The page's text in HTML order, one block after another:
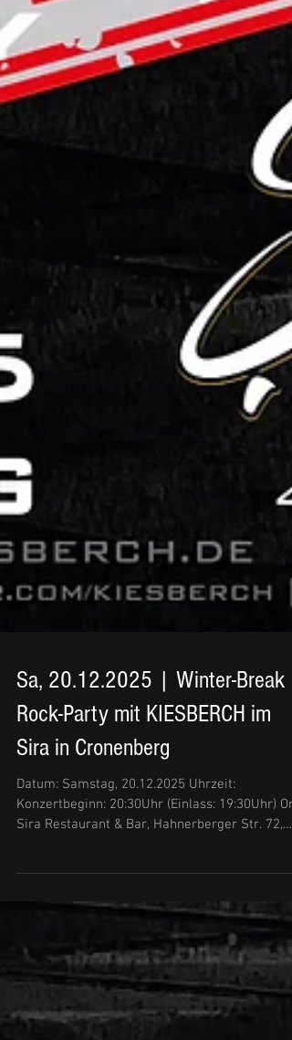
Rock-Party mit KIESBERCH im
Sira in Cronenberg
Datum: Samstag, 20.12.2025 Uhrzeit:
Konzertbeginn: 20:30Uhr (Einlass: 19:30Uhr) Ort:
Sira Restaurant & Bar, Hahnerberger Str. 72,
42349 Wuppertal - Cronenberg Eintritt: 10,-€
(Vorverkauf im Sira.) +++ UPDATE! +++ LEUTE -